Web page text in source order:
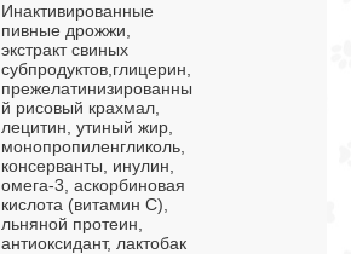
Инактивированные
пивные дрожжи,
экстракт свиных
субпродуктов,глицерин,
прежелатинизированны
й рисовый крахмал,
лецитин, утиный жир,
монопропиленгликоль,
консерванты, инулин,
омега-3, аскорбиновая
кислота (витамин С),
льняной протеин,
антиоксидант, лактобак